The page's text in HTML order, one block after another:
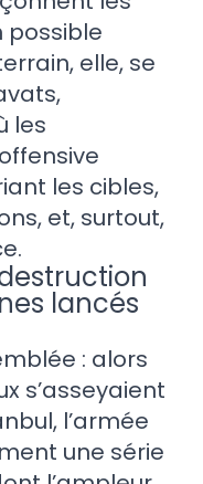
possible
elle, se
les
les cibles,
et, surtout,
lancés
: alors
s’asseyaient
l’armée
une série